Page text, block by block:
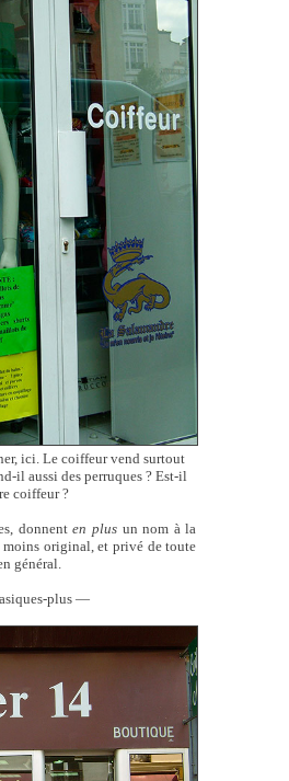
ici. Le coiffeur vend surtout
il aussi des perruques ? Est-il
coiffeur ?
donnenten plusun nom à la
original, et privé de toute
général.
plus —